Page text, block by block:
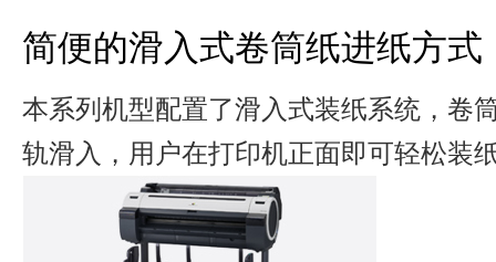
简便的滑入式卷筒纸进纸方式
本系列机型配置了滑入式装纸系统，卷
轨滑入，用户在打印机正面即可轻松装